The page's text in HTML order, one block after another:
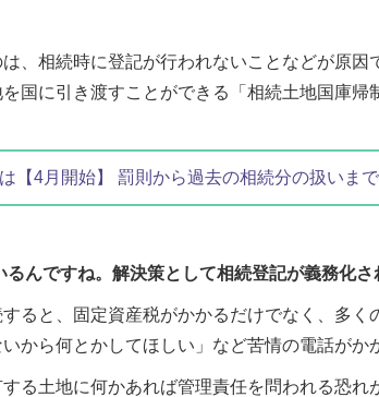
、相続時に登記が行われないことなどが原
国に引き渡すことができる「相続土地国庫帰
【4月開始】 罰則から過去の相続分の扱いま
んですね。解決策として相続登記が義務化さ
ると、固定資産税がかかるだけでなく、多
から何とかしてほしい」など苦情の電話がか
る土地に何かあれば管理責任を問われる恐